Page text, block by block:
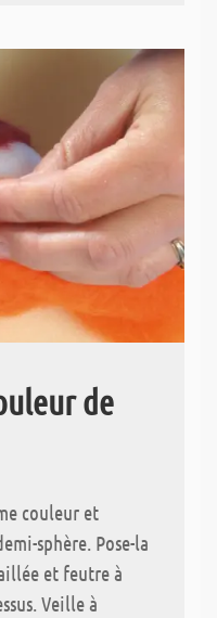
de
couleur et
sphère. Pose-la
et feutre à
Veille à